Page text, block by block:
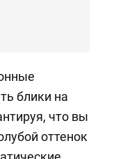
блики на
что вы
оттенок